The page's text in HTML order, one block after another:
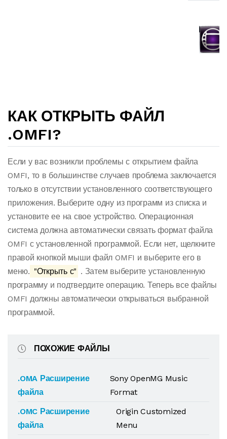
КАК ОТКРЫТЬ ФАЙЛ
.OMFI?
Если у вас возникли проблемы с открытием файла
OMFI, то в большинстве случаев проблема заключается
только в отсутствии установленного соответствующего
приложения. Выберите одну из программ из списка и
установите ее на свое устройство. Операционная
система должна автоматически связать формат файла
OMFI с установленной программой. Если нет, щелкните
правой кнопкой мыши файл OMFI и выберите его в
меню. "Открыть с" . Затем выберите установленную
программу и подтвердите операцию. Теперь все файлы
OMFI должны автоматически открываться выбранной
программой.
ПОХОЖИЕ ФАЙЛЫ
.OMA Расширение
файла
Sony OpenMG Music
Format
.OMC Расширение
файла
Origin Customized
Menu